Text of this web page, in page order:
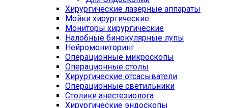
Хирургические лазерные аппараты
Мойки хирургические
Мониторы хирургические
Налобные бинокулярные лупы
Нейромониторинг
Операционные микроскопы
Операционные столы
Хирургические отсасыватели
Операционные светильники
Столики анестезиолога
Хирургические эндоскопы